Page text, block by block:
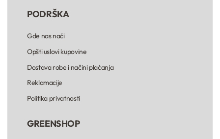
PODRŠKA
Gde nas naći
Opšti uslovi kupovine
Dostava robe i načini plaćanja
Reklamacije
Politika privatnosti
GREENSHOP